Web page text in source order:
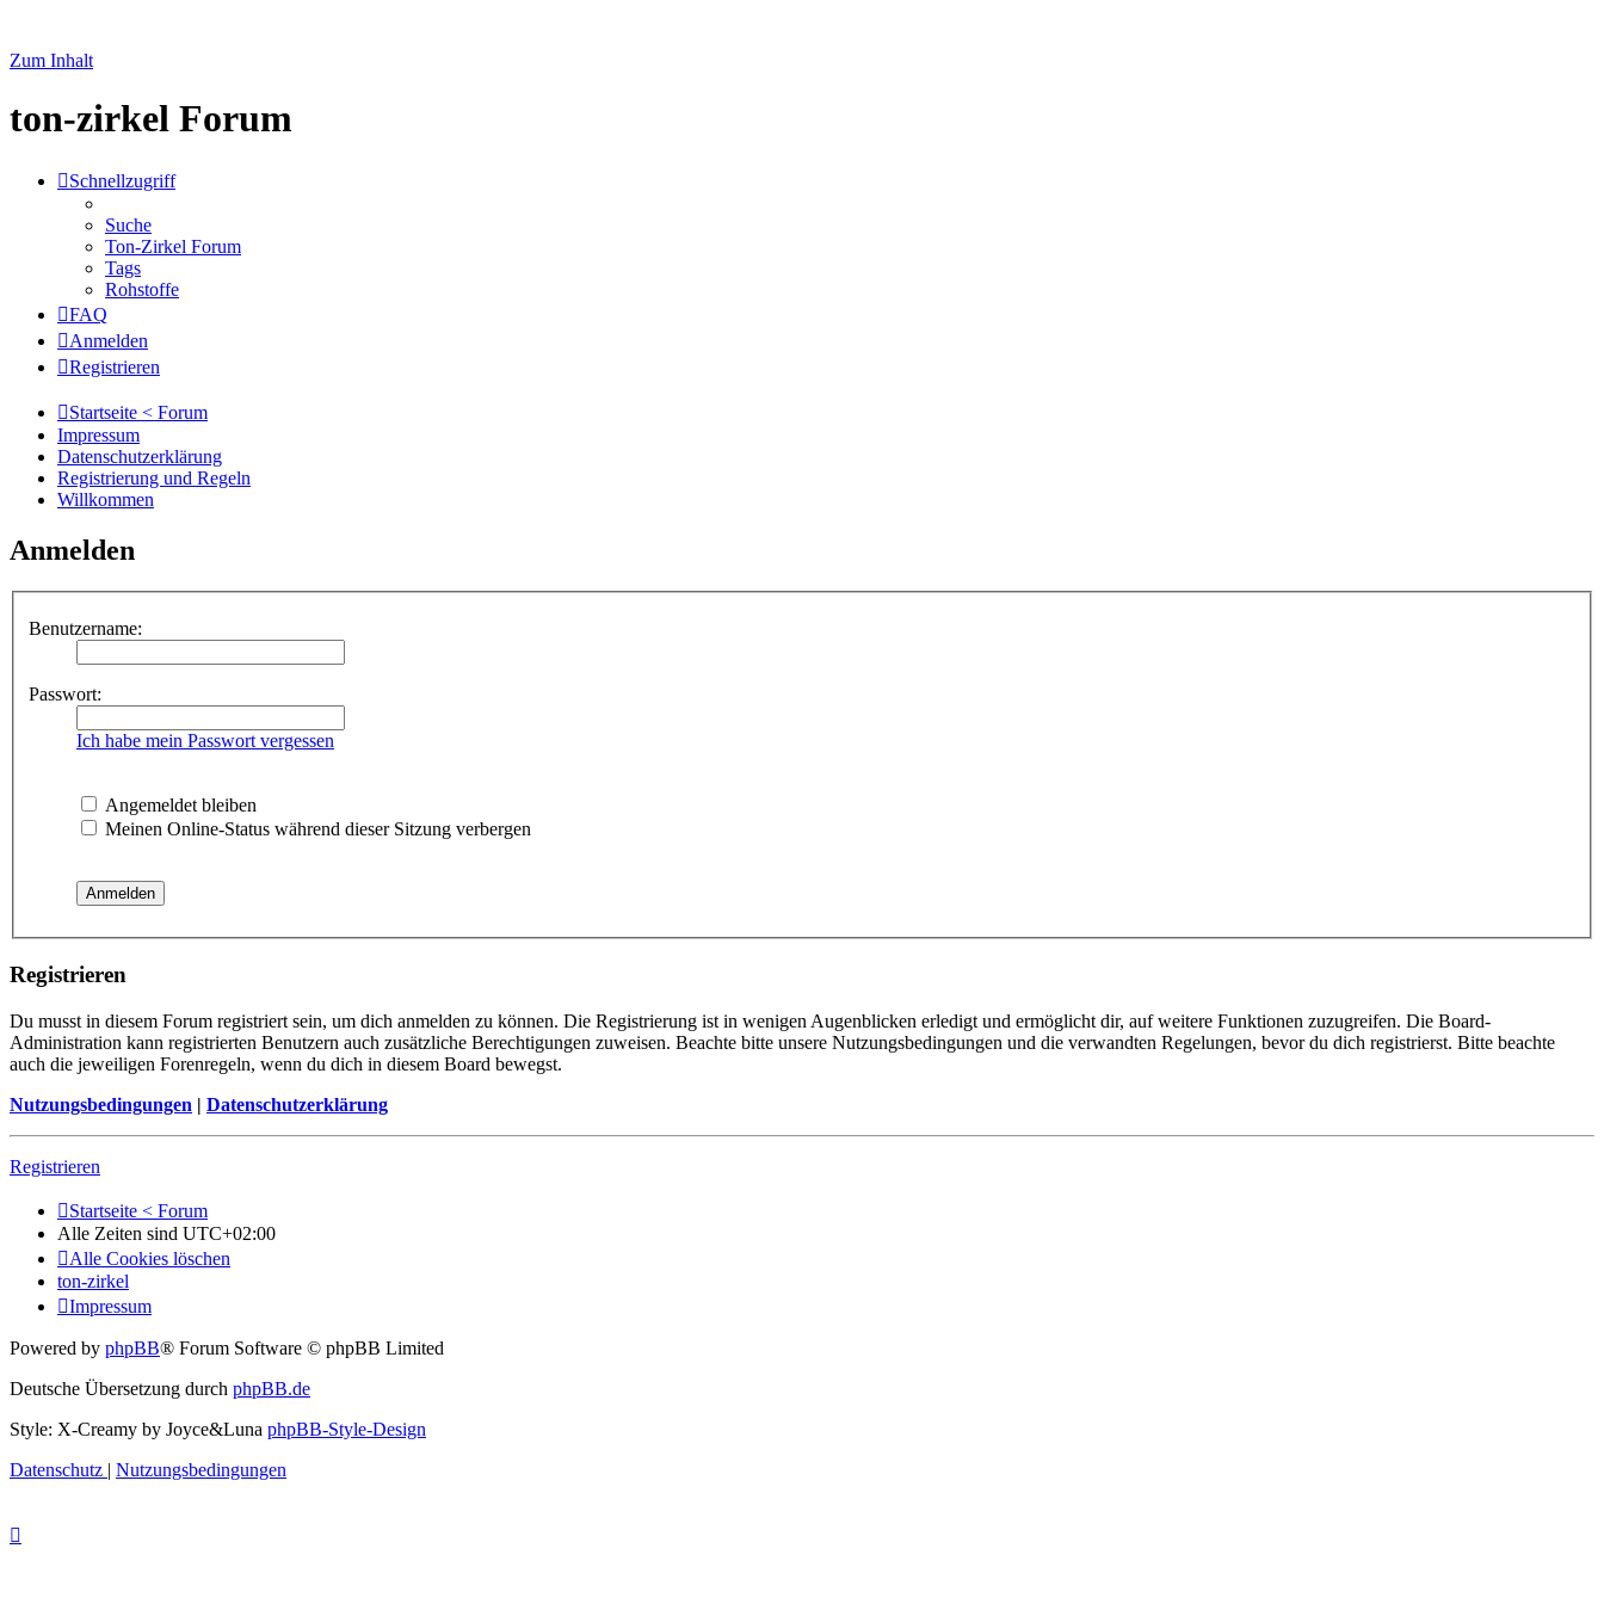
Zum Inhalt
ton-zirkel Forum
Schnellzugriff
Suche
Ton-Zirkel Forum
Tags
Rohstoffe
FAQ
Anmelden
Registrieren
Startseite < Forum
Impressum
Datenschutzerklärung
Registrierung und Regeln
Willkommen
Anmelden
Benutzername:
Passwort:
Ich habe mein Passwort vergessen
Angemeldet bleiben
Meinen Online-Status während dieser Sitzung verbergen
Registrieren
Du musst in diesem Forum registriert sein, um dich anmelden zu können. Die Registrierung ist in wenigen Augenblicken erledigt und ermöglicht dir, auf weitere Funktionen zuzugreifen. Die Board-
Administration kann registrierten Benutzern auch zusätzliche Berechtigungen zuweisen. Beachte bitte unsere Nutzungsbedingungen und die verwandten Regelungen, bevor du dich registrierst. Bitte beachte
auch die jeweiligen Forenregeln, wenn du dich in diesem Board bewegst.
Nutzungsbedingungen | Datenschutzerklärung
Registrieren
Startseite < Forum
Alle Zeiten sind UTC+02:00
Alle Cookies löschen
ton-zirkel
Impressum
Powered by phpBB® Forum Software © phpBB Limited
Deutsche Übersetzung durch phpBB.de
Style: X-Creamy by Joyce&Luna phpBB-Style-Design
Datenschutz | Nutzungsbedingungen